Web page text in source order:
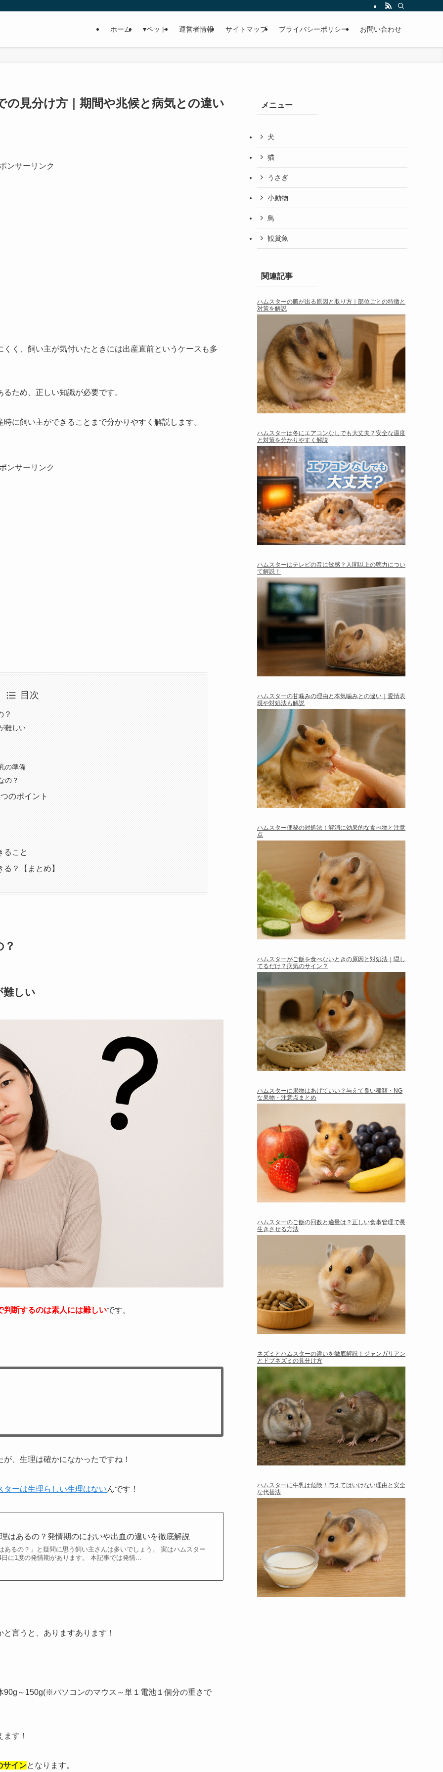
ホーム ▾ペット 運営者情報 サイトマップ プライバシーポリシー お問い合わせ
の見分け方｜期間や兆候と病気との違い
ンサーリンク
く、飼い主が気付いたときには出産直前というケースも多
ため、正しい知識が必要です。
に飼い主ができることまで分かりやすく解説します。
ンサーリンク
目次
？
難しい
の準備
の？
のポイント
ること
？【まとめ】
難しい
判断するのは素人には難しいです。
、生理は確かになかったですね！
ターは生理らしい生理はないんです！
はあるの？発情期のにおいや出血の違いを徹底解説
あるの？」と疑問に思う飼い主さんは多いでしょう。 実はハムスター
に1度の発情期があります。 本記事では発情…
言うと、ありますあります！
～150g(※パソコンのマウス～単１電池１個分の重さで
す！
サインとなります。
メニュー
犬
猫
うさぎ
小動物
鳥
観賞魚
関連記事
ハムスターの膿が出る原因と取り方｜部位ごとの特徴と
対策を解説
ハムスターは冬にエアコンなしでも大丈夫？安全な温度
と対策を分かりやすく解説
ハムスターはテレビの音に敏感？人間以上の聴力につい
て解説！
ハムスターの甘噛みの理由と本気噛みとの違い｜愛情表
現や対処法も解説
ハムスター便秘の対処法！解消に効果的な食べ物と注意
点
ハムスターがご飯を食べないときの原因と対処法｜隠し
てるだけ？病気のサイン？
ハムスターに果物はあげていい？与えて良い種類・NG
な果物・注意点まとめ
ハムスターのご飯の回数と適量は？正しい食事管理で長
生きさせる方法
ネズミとハムスターの違いを徹底解説！ジャンガリアン
とドブネズミの見分け方
ハムスターに牛乳は危険！与えてはいけない理由と安全
な代替法